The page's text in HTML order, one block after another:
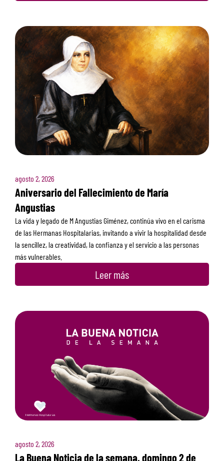
agosto 2, 2026
Aniversario del Fallecimiento de María
Angustias
La vida y legado de M Angustias Giménez, continúa vivo en el carisma
de las Hermanas Hospitalarias, invitando a vivir la hospitalidad desde
la sencillez, la creatividad, la confianza y el servicio a las personas
más vulnerables.
Leer más
agosto 2, 2026
La Buena Noticia de la semana, domingo 2 de